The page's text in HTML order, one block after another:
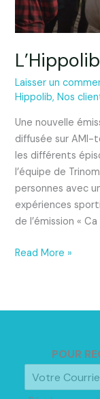
Laisser un
Hippolib,Nos
Une nouvelle
diffusée sur AMI-
les différents
l’équipe de
personnes avec
expériences
de l’émission «
Read More »
POUR